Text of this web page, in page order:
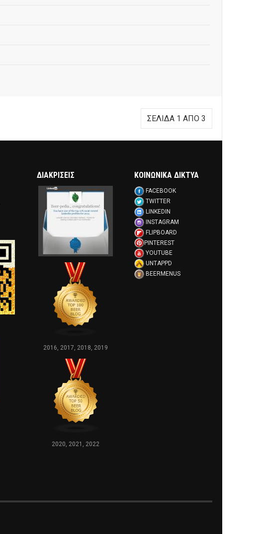
ΣΕΛΊΔΑ 1 ΑΠΌ 3
ΔΙΑΚΡΊΣΕΙΣ
2016, 2017, 2018, 2019
2020, 2021, 2022
ΚΟΙΝΩΝΙΚΑ ΔΙΚΤΥΑ
FACEBOOK
TWITTER
LINKEDIN
INSTAGRAM
FLIPBOARD
PINTEREST
YOUTUBE
UNTAPPD
BEERMENUS